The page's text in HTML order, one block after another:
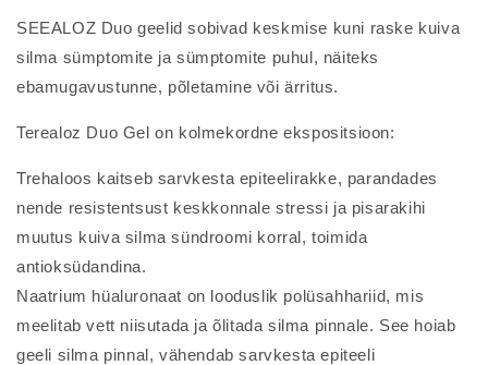
SEEALOZ Duo geelid sobivad keskmise kuni raske kuiva
silma sümptomite ja sümptomite puhul, näiteks
ebamugavustunne, põletamine või ärritus.
Terealoz Duo Gel on kolmekordne ekspositsioon:
Trehaloos kaitseb sarvkesta epiteelirakke, parandades
nende resistentsust keskkonnale stressi ja pisarakihi
muutus kuiva silma sündroomi korral, toimida
antioksüdandina.
Naatrium hüaluronaat on looduslik polüsahhariid, mis
meelitab vett niisutada ja õlitada silma pinnale. See hoiab
geeli silma pinnal, vähendab sarvkesta epiteeli